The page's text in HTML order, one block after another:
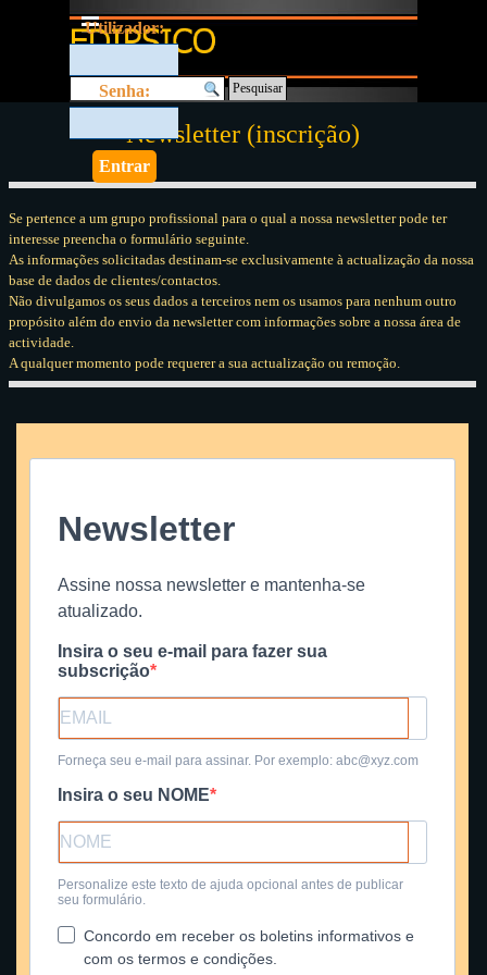
Saltar menu
Utilizador:
Senha: Pesquisar
Newsletter (inscrição)
Se pertence a um grupo profissional para o qual a nossa newsletter pode ter
interesse preencha o formulário seguinte.
As informações solicitadas destinam-se exclusivamente à actualização da nossa
base de dados de clientes/contactos.
Não divulgamos os seus dados a terceiros nem os usamos para nenhum outro
propósito além do envio da newsletter com informações sobre a nossa área de
actividade.
A qualquer momento pode requerer a sua actualização ou remoção.
Newsletter
Assine nossa newsletter e mantenha-se
atualizado.
Insira o seu e-mail para fazer sua
subscrição
Forneça seu e-mail para assinar. Por exemplo: abc@xyz.com
Insira o seu NOME
Personalize este texto de ajuda opcional antes de publicar
seu formulário.
Concordo em receber os boletins informativos e
com os termos e condições.